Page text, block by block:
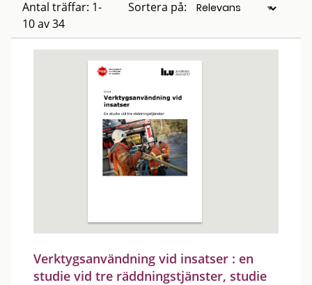
Antal träffar: 1-
10 av 34
Sortera på:
Verktygsanvändning vid insatser : en
studie vid tre räddningstjänster, studie